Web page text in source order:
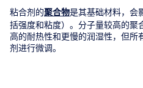
粘合剂的聚合物是其基础材料，会
括强度和粘度）。分子量较高的聚
高的耐热性和更慢的润湿性，但所
剂进行微调。